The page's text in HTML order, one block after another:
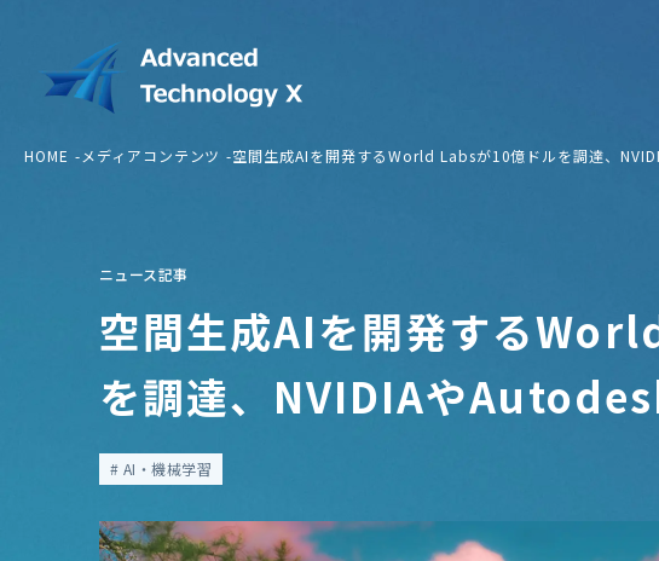
HOME メディアコンテンツ 空間生成AIを開発するWorld Labsが10億ドルを調達、
ニュース記事
空間生成AIを開発する
を調達、NVIDIAや
AI・機械学習